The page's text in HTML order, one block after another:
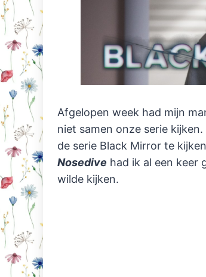
Afgelopen week had mijn
niet samen onze serie
de serie Black Mirror te
Nosedive had ik al een keer
wilde kijken.